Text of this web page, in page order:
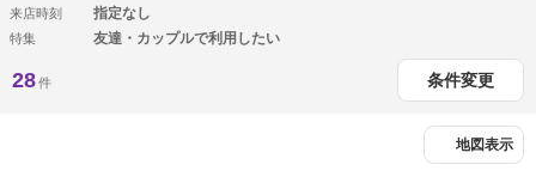
来店時刻 指定なし
特集 友達・カップルで利用したい
28件 条件変更
地図表示